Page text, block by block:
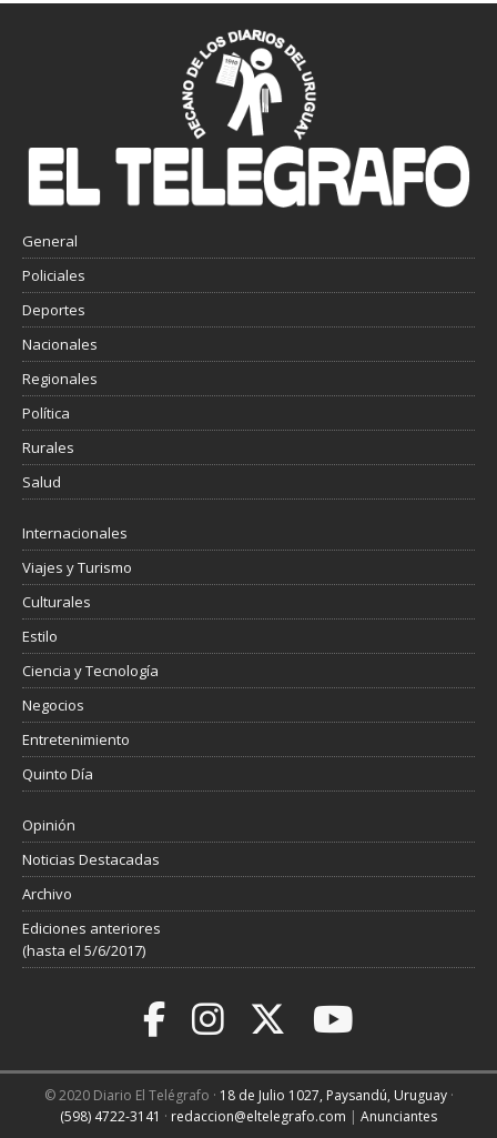
General
Policiales
Deportes
Nacionales
Regionales
Política
Rurales
Salud
Internacionales
Viajes y Turismo
Culturales
Estilo
Ciencia y Tecnología
Negocios
Entretenimiento
Quinto Día
Opinión
Noticias Destacadas
Archivo
Ediciones anteriores
(hasta el 5/6/2017)
© 2020 Diario El Telégrafo · 18 de Julio 1027, Paysandú, Uruguay·
(598) 4722-3141 · redaccion@eltelegrafo.com | Anunciantes